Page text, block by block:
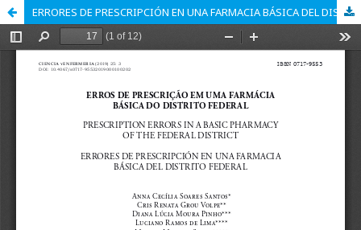
ERRORES DE PRESCRIPCIÓN EN UNA FARMACIA BÁSICA DEL DISTRITO FEDERAL